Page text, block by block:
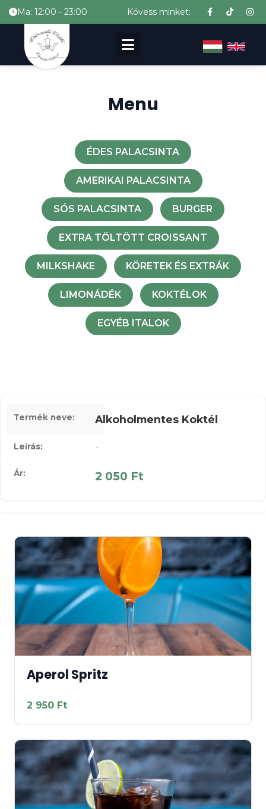
Ma: 12:00 - 23:00 Kövess minket:
Menu
ÉDES PALACSINTA
AMERIKAI PALACSINTA
SÓS PALACSINTA BURGER
EXTRA TÖLTÖTT CROISSANT
MILKSHAKE KÖRETEK ÉS EXTRÁK
LIMONÁDÉK KOKTÉLOK
EGYÉB ITALOK
Alkoholmentes Koktél
-
2 050 Ft
Aperol Spritz
2 950 Ft